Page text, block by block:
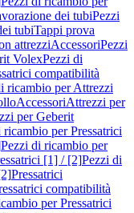
dei tubiPezzi
tubiTappi prova
attrezziAccessoriPezzi
VolexPezzi di
compatibilità
ricambio per Attrezzi
AccessoriAttrezzi per
per Geberit
ricambio per Pressatrici
Pezzi di ricambio per
[1] / [2]Pezzi di
Pressatrici
compatibilità
per Pressatrici